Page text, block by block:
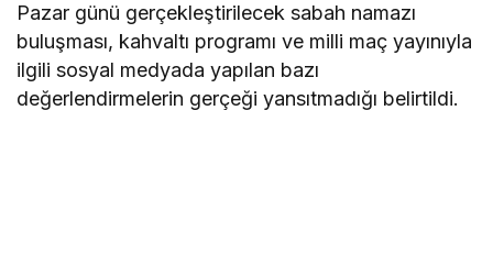
Pazar günü gerçekleştirilecek sabah namazı
buluşması, kahvaltı programı ve milli maç yayınıyla
ilgili sosyal medyada yapılan bazı
değerlendirmelerin gerçeği yansıtmadığı belirtildi.